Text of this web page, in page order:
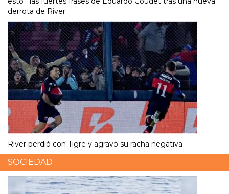
derrota de River
River perdió con Tigre y agravó su racha negativa
SOCIEDAD